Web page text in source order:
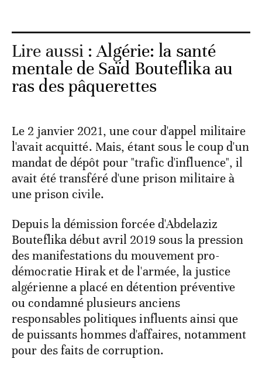
Lire aussi :Algérie: la santé
mentale de Saïd Bouteflika au
ras des pâquerettes
Le 2 janvier 2021, une cour d'appel militaire
l'avait acquitté. Mais, étant sous le coup d'un
mandat de dépôt pour "trafic d'influence", il
avait été transféré d'une prison militaire à
une prison civile.
Depuis la démission forcée d'Abdelaziz
Bouteflika début avril 2019 sous la pression
des manifestations du mouvement pro-
démocratie Hirak et de l'armée, la justice
algérienne a placé en détention préventive
ou condamné plusieurs anciens
responsables politiques influents ainsi que
de puissants hommes d'affaires, notamment
pour des faits de corruption.